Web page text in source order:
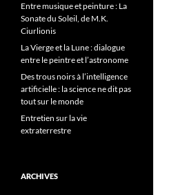
Entre musique et peinture : La
Sonate du Soleil, de M.K.
Ciurlionis
La Vierge et la Lune : dialogue
entre le peintre et l’astronome
Des trous noirs à l’intelligence
artificielle : la science ne dit pas
tout sur le monde
Entretien sur la vie
extraterrestre
ARCHIVES